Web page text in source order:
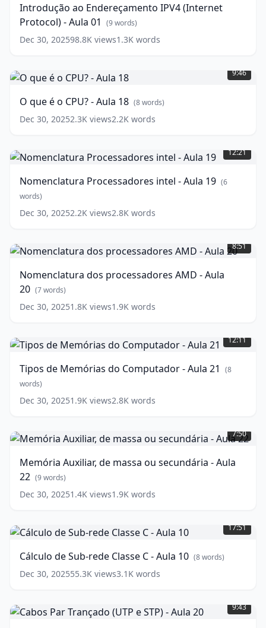
(Internet
Protocol)
Aula
words)
Introdução ao Endereçamento IPV4 (Internet
Protocol) - Aula 01
(9words)
Dec 30, 202598.8K views1.3K words
que
é
CPU?
words)
9:46
O que é o CPU? - Aula 18 (8words)
Dec 30, 20252.3K views2.2K words
Processadores
intel
Aula
19 (6
words)
12:21
Nomenclatura Processadores intel - Aula 19 (6
words)
Dec 30, 20252.2K views2.8K words
dos
processadores
Aula
20
7
8:51
Nomenclatura dos processadores AMD - Aula
20 (7words)
Dec 30, 20251.8K views1.9K words
de
Memórias
Computador
-
Aula
21
12:11
Tipos de Memórias do Computador - Aula 21 (8
words)
Dec 30, 20251.9K views2.8K words
Auxiliar,
de
ou
secundária
Aula
words)
7:50
Memória Auxiliar, de massa ou secundária - Aula
22 (9words)
Dec 30, 20251.4K views1.9K words
de
Sub-
Classe
C
10 (
17:51
Cálculo de Sub-rede Classe C - Aula 10 (8words)
Dec 30, 202555.3K views3.1K words
Par
Trançado
9:43